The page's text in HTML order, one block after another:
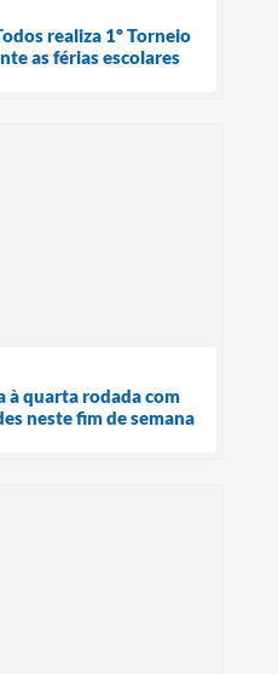
realiza 1º Torneio
as férias escolares
à quarta rodada com
neste fim de semana